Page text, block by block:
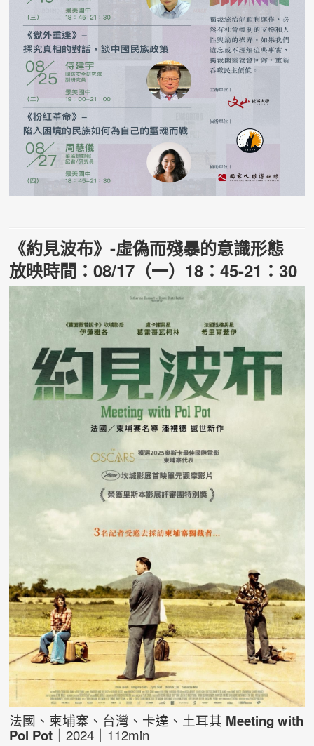
《約見波布》-虛偽而殘暴的意識形態
放映時間：08/17（一）18：45-21：30
法國、柬埔寨、台灣、卡達、土耳其 Meeting with
Pol Pot ｜2024｜112min